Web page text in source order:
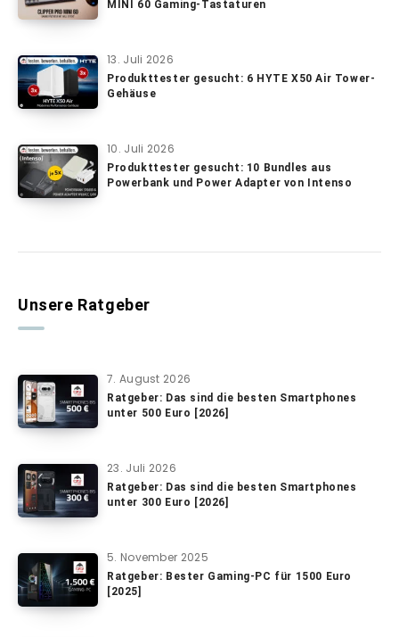
MINI 60 Gaming-Tastaturen
13. Juli 2026
Produkttester gesucht: 6 HYTE X50 Air Tower-
Gehäuse
10. Juli 2026
Produkttester gesucht: 10 Bundles aus
Powerbank und Power Adapter von Intenso
Unsere Ratgeber
7. August 2026
Ratgeber: Das sind die besten Smartphones
unter 500 Euro [2026]
23. Juli 2026
Ratgeber: Das sind die besten Smartphones
unter 300 Euro [2026]
5. November 2025
Ratgeber: Bester Gaming-PC für 1500 Euro
[2025]